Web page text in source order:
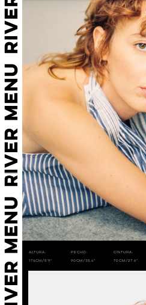
Altura:
174cm/5'9"
Pecho:
90cm/35.4"
Cintura:
70cm/27.6"